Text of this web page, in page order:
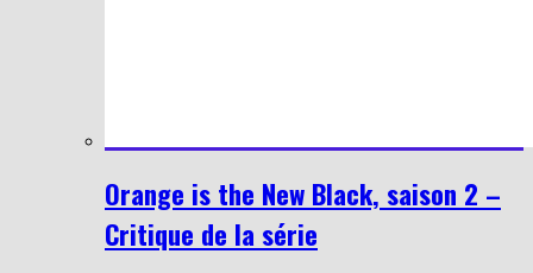
Orange is the New Black, saison 2 –
Critique de la série